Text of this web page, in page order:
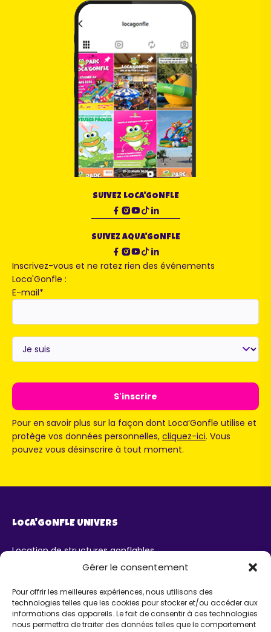
Gérer le consentement
Pour offrir les meilleures expériences, nous utilisons des
technologies telles que les cookies pour stocker et/ou accéder aux
informations des appareils. Le fait de consentir à ces technologies
nous permettra de traiter des données telles que le comportement
SUIVEZ LOCA'GONFLE
SUIVEZ AQUA'GONFLE
Inscrivez-vous et ne ratez rien des événements
Loca'Gonfle :
E-mail*
Je
suis*
Pour en savoir plus sur la façon dont Loca’Gonfle utilise et
protège vos données personnelles, cliquez-ici. Vous
pouvez vous désinscrire à tout moment.
LOCA'GONFLE UNIVERS
Location de structures gonflables
Parc Loca'Gonfle XXL Colmar
Karting ludo-éducatif
AIDE